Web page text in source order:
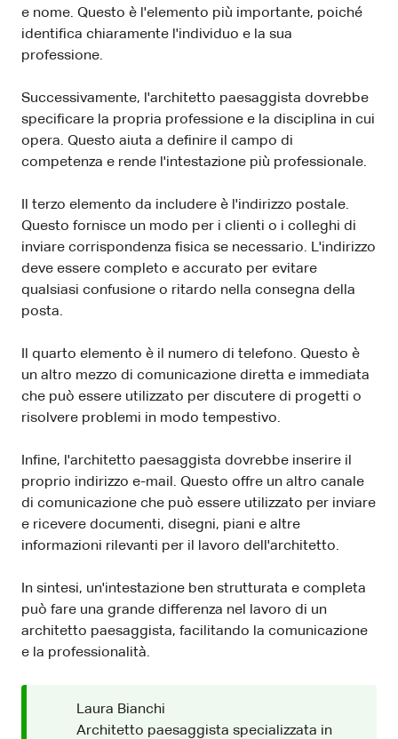
e nome. Questo è l'elemento più importante, poiché
identifica chiaramente l'individuo e la sua
professione.
Successivamente, l'architetto paesaggista dovrebbe
specificare la propria professione e la disciplina in cui
opera. Questo aiuta a definire il campo di
competenza e rende l'intestazione più professionale.
Il terzo elemento da includere è l'indirizzo postale.
Questo fornisce un modo per i clienti o i colleghi di
inviare corrispondenza fisica se necessario. L'indirizzo
deve essere completo e accurato per evitare
qualsiasi confusione o ritardo nella consegna della
posta.
Il quarto elemento è il numero di telefono. Questo è
un altro mezzo di comunicazione diretta e immediata
che può essere utilizzato per discutere di progetti o
risolvere problemi in modo tempestivo.
Infine, l'architetto paesaggista dovrebbe inserire il
proprio indirizzo e-mail. Questo offre un altro canale
di comunicazione che può essere utilizzato per inviare
e ricevere documenti, disegni, piani e altre
informazioni rilevanti per il lavoro dell'architetto.
In sintesi, un'intestazione ben strutturata e completa
può fare una grande differenza nel lavoro di un
architetto paesaggista, facilitando la comunicazione
e la professionalità.
Laura Bianchi
Architetto paesaggista specializzata in